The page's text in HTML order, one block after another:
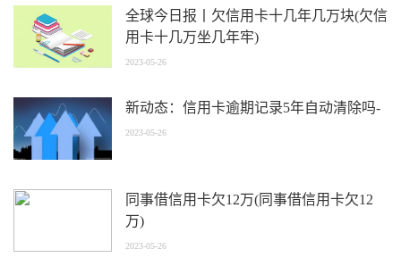
全球今日报丨欠信用卡十几年几万块(欠信
用卡十几万坐几年牢)
2023-05-26
新动态：信用卡逾期记录5年自动清除吗-
2023-05-26
同事借信用卡欠12万(同事借信用卡欠12
万)
2023-05-26